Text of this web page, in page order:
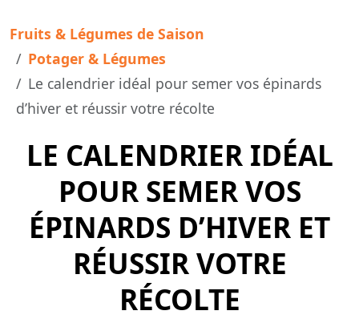
Fruits & Légumes de Saison
Potager & Légumes
Le calendrier idéal pour semer vos épinards
d’hiver et réussir votre récolte
LE CALENDRIER IDÉAL
POUR SEMER VOS
ÉPINARDS D’HIVER ET
RÉUSSIR VOTRE
RÉCOLTE